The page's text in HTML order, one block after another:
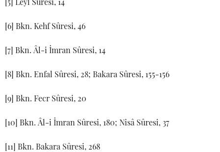
[6] Bkn. Kehf Sûresi, 46
[7] Bkn. Âl-i İmran Sûresi, 14
[8] Bkn. Enfal Sûresi, 28; Bakara Sûresi, 155-156
[9] Bkn. Fecr Sûresi, 20
[10] Bkn. Âl-i İmran Sûresi, 180; Nisâ Sûresi, 37
[11] Bkn. Bakara Sûresi, 268